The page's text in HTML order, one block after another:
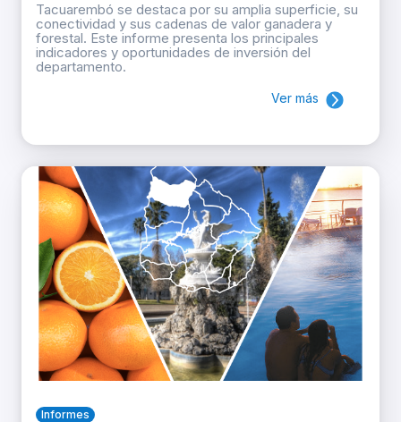
Tacuarembó se destaca por su amplia superficie, su
conectividad y sus cadenas de valor ganadera y
forestal. Este informe presenta los principales
indicadores y oportunidades de inversión del
departamento.
Ver más
Informes